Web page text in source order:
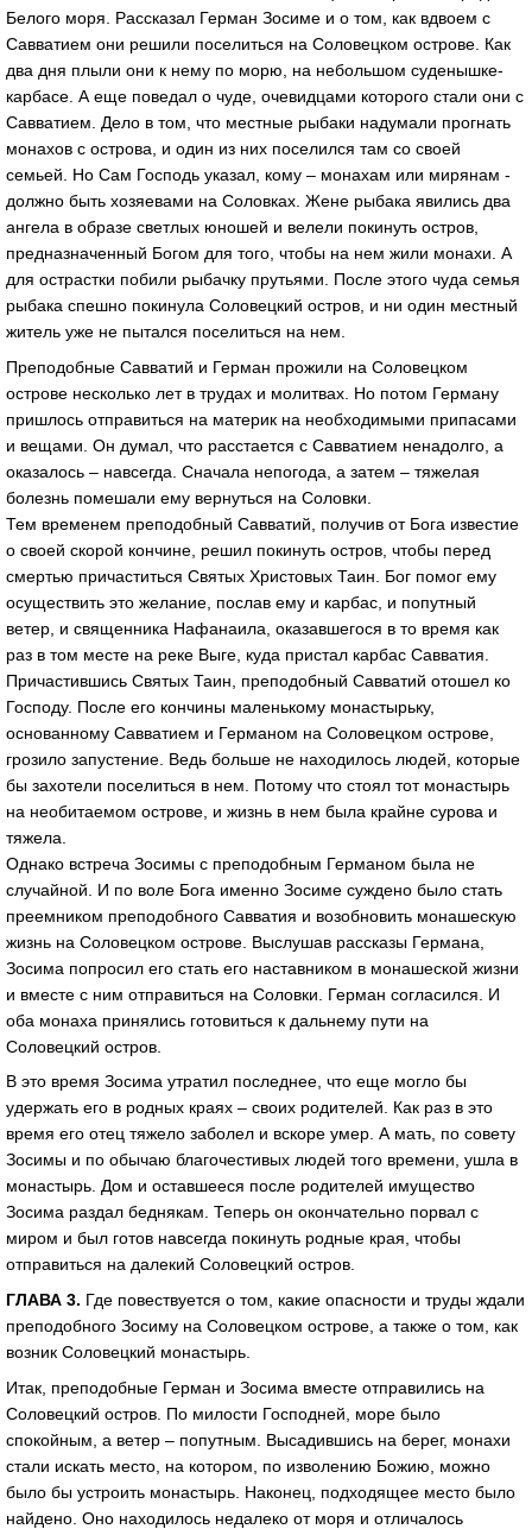
Белого моря. Рассказал Герман Зосиме и о том, как вдвоем с
Савватием они решили поселиться на Соловецком острове. Как
два дня плыли они к нему по морю, на небольшом суденышке-
карбасе. А еще поведал о чуде, очевидцами которого стали они с
Савватием. Дело в том, что местные рыбаки надумали прогнать
монахов с острова, и один из них поселился там со своей
семьей. Но Сам Господь указал, кому – монахам или мирянам -
должно быть хозяевами на Соловках. Жене рыбака явились два
ангела в образе светлых юношей и велели покинуть остров,
предназначенный Богом для того, чтобы на нем жили монахи. А
для острастки побили рыбачку прутьями. После этого чуда семья
рыбака спешно покинула Соловецкий остров, и ни один местный
житель уже не пытался поселиться на нем.
Преподобные Савватий и Герман прожили на Соловецком
острове несколько лет в трудах и молитвах. Но потом Герману
пришлось отправиться на материк на необходимыми припасами
и вещами. Он думал, что расстается с Савватием ненадолго, а
оказалось – навсегда. Сначала непогода, а затем – тяжелая
болезнь помешали ему вернуться на Соловки.
Тем временем преподобный Савватий, получив от Бога известие
о своей скорой кончине, решил покинуть остров, чтобы перед
смертью причаститься Святых Христовых Таин. Бог помог ему
осуществить это желание, послав ему и карбас, и попутный
ветер, и священника Нафанаила, оказавшегося в то время как
раз в том месте на реке Выге, куда пристал карбас Савватия.
Причастившись Святых Таин, преподобный Савватий отошел ко
Господу. После его кончины маленькому монастырьку,
основанному Савватием и Германом на Соловецком острове,
грозило запустение. Ведь больше не находилось людей, которые
бы захотели поселиться в нем. Потому что стоял тот монастырь
на необитаемом острове, и жизнь в нем была крайне сурова и
тяжела.
Однако встреча Зосимы с преподобным Германом была не
случайной. И по воле Бога именно Зосиме суждено было стать
преемником преподобного Савватия и возобновить монашескую
жизнь на Соловецком острове. Выслушав рассказы Германа,
Зосима попросил его стать его наставником в монашеской жизни
и вместе с ним отправиться на Соловки. Герман согласился. И
оба монаха принялись готовиться к дальнему пути на
Соловецкий остров.
В это время Зосима утратил последнее, что еще могло бы
удержать его в родных краях – своих родителей. Как раз в это
время его отец тяжело заболел и вскоре умер. А мать, по совету
Зосимы и по обычаю благочестивых людей того времени, ушла в
монастырь. Дом и оставшееся после родителей имущество
Зосима раздал беднякам. Теперь он окончательно порвал с
миром и был готов навсегда покинуть родные края, чтобы
отправиться на далекий Соловецкий остров.
ГЛАВА 3. Где повествуется о том, какие опасности и труды ждали
преподобного Зосиму на Соловецком острове, а также о том, как
возник Соловецкий монастырь.
Итак, преподобные Герман и Зосима вместе отправились на
Соловецкий остров. По милости Господней, море было
спокойным, а ветер – попутным. Высадившись на берег, монахи
стали искать место, на котором, по изволению Божию, можно
было бы устроить монастырь. Наконец, подходящее место было
найдено. Оно находилось недалеко от моря и отличалось